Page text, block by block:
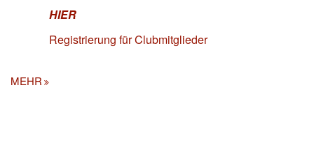
HIER
Registrierung für Clubmitglieder
MEHR